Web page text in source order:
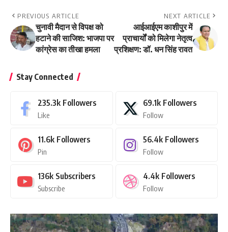
PREVIOUS ARTICLE
चुनावी मैदान से विपक्ष को
हटाने की साजिश: भाजपा पर
कांग्रेस का तीखा हमला
NEXT ARTICLE
आईआईएम काशीपुर में
प्राचार्यों को मिलेगा नेतृत्व
प्रशिक्षण: डॉ. धन सिंह रावत
Stay Connected
235.3k Followers
Like
69.1k Followers
Follow
11.6k Followers
Pin
56.4k Followers
Follow
136k Subscribers
Subscribe
4.4k Followers
Follow